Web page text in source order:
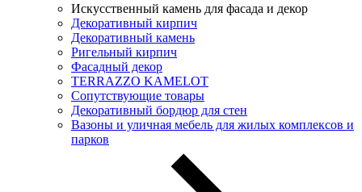
Искусственный камень для фасада и декор
Декоративный кирпич
Декоративный камень
Ригельный кирпич
Фасадный декор
TERRAZZO KAMELOT
Сопутствующие товары
Декоративный бордюр для стен
Вазоны и уличная мебель для жилых комплексов и
парков